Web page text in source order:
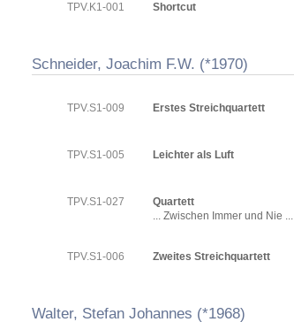
TPV.K1-001 Shortcut
Schneider, Joachim F.W. (*1970)
TPV.S1-009 Erstes Streichquartett
TPV.S1-005 Leichter als Luft
TPV.S1-027
Quartett
... Zwischen Immer und Nie ...
TPV.S1-006 Zweites Streichquartett
Walter, Stefan Johannes (*1968)